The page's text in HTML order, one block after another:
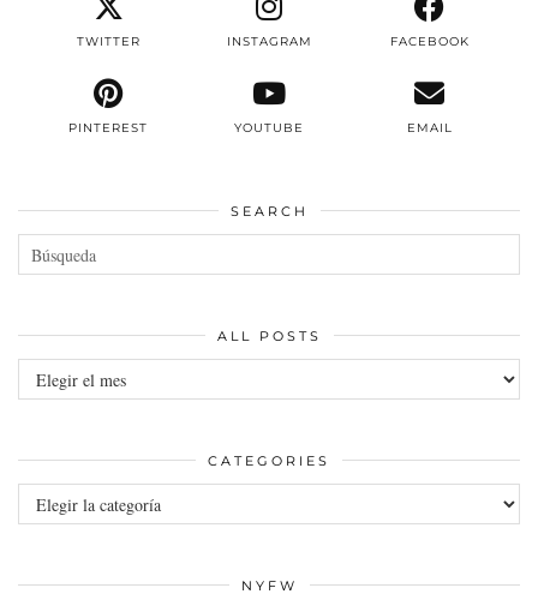
TWITTER INSTAGRAM FACEBOOK
PINTEREST YOUTUBE EMAIL
SEARCH
ALL POSTS
All
posts
CATEGORIES
Categories
NYFW